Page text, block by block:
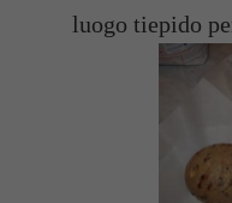
luogo tiepido